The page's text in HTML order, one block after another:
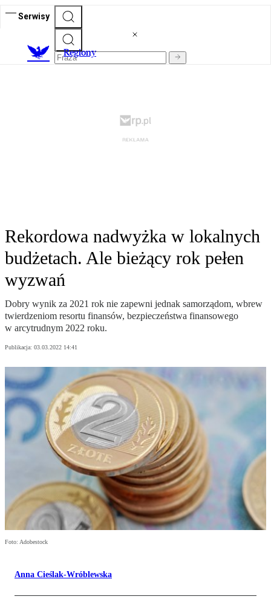
Serwisy
Regiony
Rekordowa nadwyżka w lokalnych
budżetach. Ale bieżący rok pełen
wyzwań
Dobry wynik za 2021 rok nie zapewni jednak samorządom, wbrew
twierdzeniom resortu finansów, bezpieczeństwa finansowego
w arcytrudnym 2022 roku.
Publikacja: 03.03.2022 14:41
Foto: Adobestock
Anna Cieślak-Wróblewska